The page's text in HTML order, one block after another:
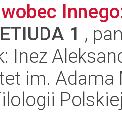
ETIUDA 1 ,
Inez
im.